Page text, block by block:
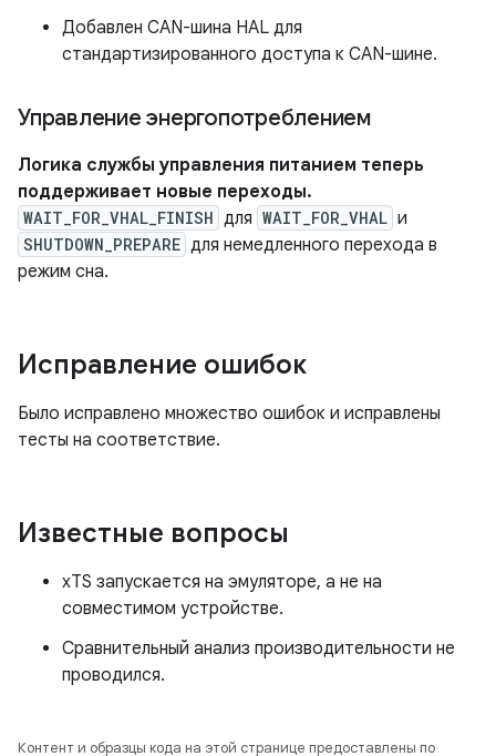
Добавлен CAN-шина HAL для
стандартизированного доступа к CAN-шине.
Управление энергопотреблением
Логика службы управления питанием теперь
поддерживает новые переходы.
WAIT_FOR_VHAL_FINISH для WAIT_FOR_VHAL и
SHUTDOWN_PREPARE для немедленного перехода в
режим сна.
Исправление ошибок
Было исправлено множество ошибок и исправлены
тесты на соответствие.
Известные вопросы
xTS запускается на эмуляторе, а не на
совместимом устройстве.
Сравнительный анализ производительности не
проводился.
Контент и образцы кода на этой странице предоставлены по